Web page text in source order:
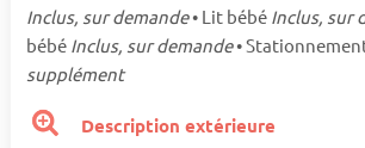
Inclus, sur demande• Lit bébé Inclus, sur
bébé Inclus, sur demande•
supplément
Description extérieure